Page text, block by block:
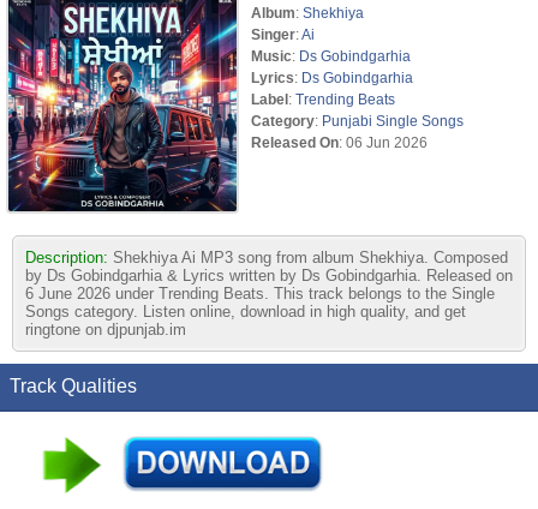
Album: Shekhiya
Singer:Ai
Music: Ds Gobindgarhia
Lyrics: Ds Gobindgarhia
Label: Trending Beats
Category: Punjabi Single Songs
Released On: 06 Jun 2026
Description: Shekhiya Ai MP3 song from album Shekhiya. Composed
by Ds Gobindgarhia & Lyrics written by Ds Gobindgarhia. Released on
6 June 2026 under Trending Beats. This track belongs to the Single
Songs category. Listen online, download in high quality, and get
ringtone on djpunjab.im
Track Qualities